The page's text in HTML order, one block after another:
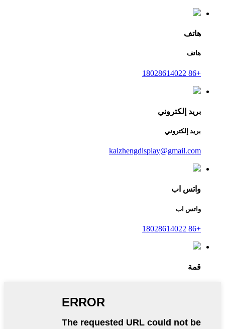
هاتف
هاتف
+86 18028614022
بريد إلكتروني
بريد إلكتروني
kaizhengdisplay@gmail.com
واتس اب
واتس اب
+86 18028614022
قمة